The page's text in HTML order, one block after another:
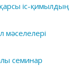
іс-қимылдың
мәселелері
семинар